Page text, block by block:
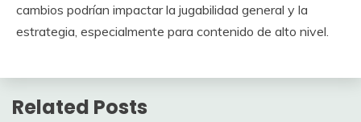
cambios podrían impactar la jugabilidad general y la
estrategia, especialmente para contenido de alto nivel.
Related Posts